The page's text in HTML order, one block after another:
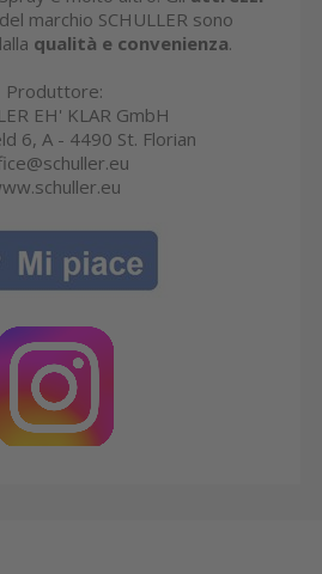
del marchio SCHULLER sono
qualità e convenienza.
Produttore:
EH' KLAR GmbH
6, A - 4490 St. Florian